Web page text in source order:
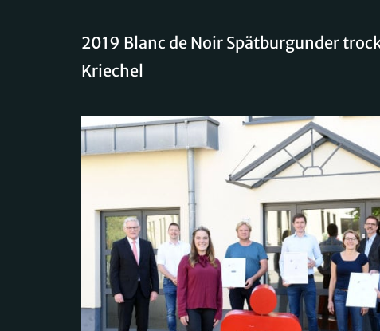
2019 Blanc de Noir Spätburgunder
Kriechel